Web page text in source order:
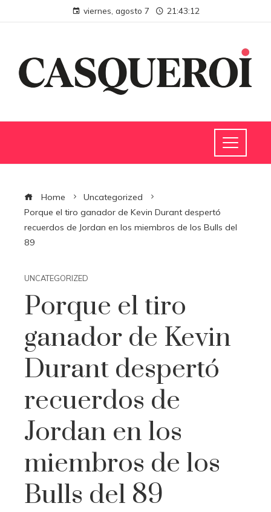
viernes, agosto 7 21:43:13
Home
Uncategorized
Porque el tiro ganador de Kevin Durant despertó
recuerdos de Jordan en los miembros de los Bulls del
89
UNCATEGORIZED
Porque el tiro
ganador de Kevin
Durant despertó
recuerdos de
Jordan en los
miembros de los
Bulls del 89